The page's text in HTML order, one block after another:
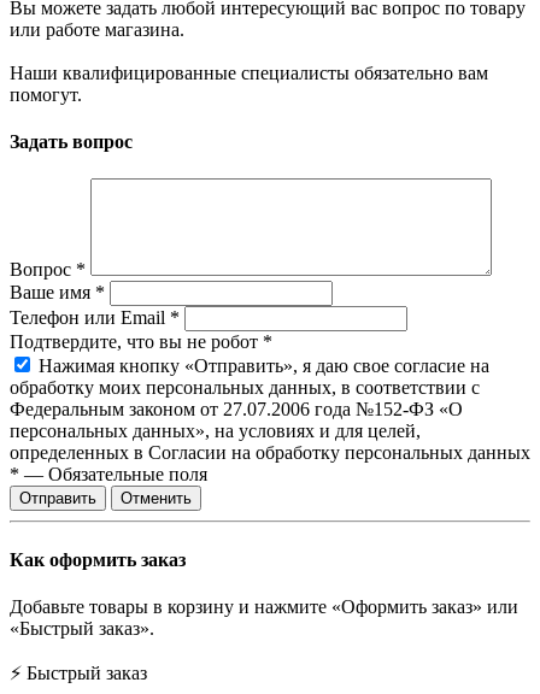
Вы можете задать любой интересующий вас вопрос по товару
или работе магазина.
Наши квалифицированные специалисты обязательно вам
помогут.
Задать вопрос
Вопрос *
Ваше имя *
Телефон или Email *
Подтвердите, что вы не робот *
Нажимая кнопку «Отправить», я даю свое согласие на
обработку моих персональных данных, в соответствии с
Федеральным законом от 27.07.2006 года №152-ФЗ «О
персональных данных», на условиях и для целей,
определенных в Согласии на обработку персональных данных
* — Обязательные поля
Отправить Отменить
Как оформить заказ
Добавьте товары в корзину и нажмите «Оформить заказ» или
«Быстрый заказ».
⚡ Быстрый заказ